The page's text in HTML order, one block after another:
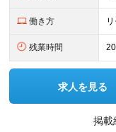
働き方
残業時間
求人を見る
掲載